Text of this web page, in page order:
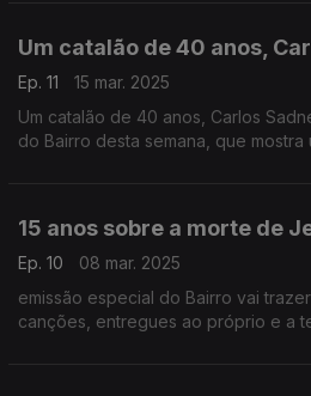
Um catalão de 40 anos,
Ep. 11
15 mar. 2025
Um catalão de 40 anos, Carlos
do Bairro desta semana, que mostra
15 anos sobre a morte de
Ep. 10
08 mar. 2025
emissão especial do Bairro vai
canções, entregues ao próprio e a